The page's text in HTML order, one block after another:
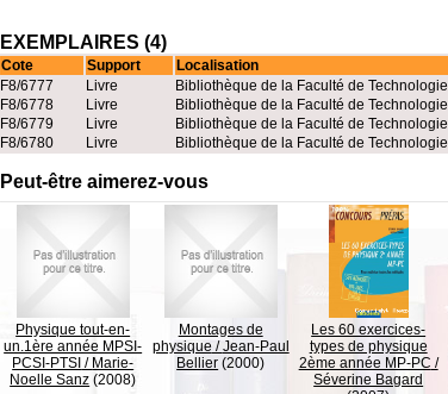
EXEMPLAIRES (4)
Cote Support Localisation
F8/6777
Livre Bibliothèque de la Faculté de Technologie
F8/6778
Livre Bibliothèque de la Faculté de Technologie
F8/6779
Livre Bibliothèque de la Faculté de Technologie
F8/6780
Livre Bibliothèque de la Faculté de Technologie
Peut-être aimerez-vous
Physique tout-en-
un.1ère année MPSI-
PCSI-PTSI / Marie-
Noelle Sanz (2008)
Montages de
physique/Jean-Paul
Bellier (2000)
Les 60 exercices-
types de physique
2ème année MP-PC /
Séverine Bagard